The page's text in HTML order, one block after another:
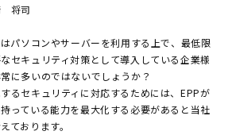
将司
パソコンやサーバーを利用する上で、最低限
セキュリティ対策として導入している企業様
に多いのではないでしょうか？
るセキュリティに対応するためには、EPPが
っている能力を最大化する必要があると当社
ております。